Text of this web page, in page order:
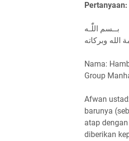
Pertanyaan:
بــسم اللّٰـه
الله وبركاته
Nama:
Group
Afwan
barunya
atap
diberikan